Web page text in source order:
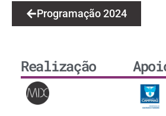
Programação 2024
Realização